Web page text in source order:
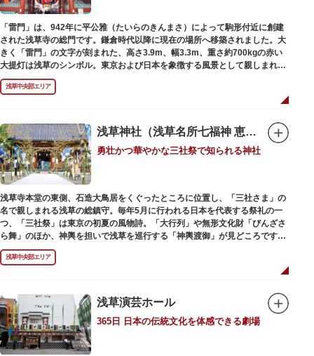
「雷門」は、942年に平公雅（たいらのきんまさ）によって駒形付近に創建
された浅草寺の総門です。鎌倉時代以降に現在の場所へ移築されました。大
きく「雷門」の文字が刻まれた、高さ3.9m、幅3.3m、重さ約700kgの赤い
大提灯は浅草のシンボル。東京および日本を象徴する風景として親しまれ、
フォトスポットとしても国内外の観光客を魅了し続けています。
提灯の底部に施された見事な龍の彫刻や、門の北側（風神雷神の背後）に安
置されている浅草寺の護法善神「天龍像」と「金龍像」も見どころ。正式名
ます。日没から23時頃までは雷門や浅草寺がライトアップされ、昼間とは違
った荘厳な雰囲気に包まれます。
何度も焼失と再建を繰り返し、現在の雷門は1960年に松下電器産業（現パナ
ソニック）の松下幸之助氏の寄進により再建されたものです。
浅草中央部エリア
浅草神社（浅草名所七福神 恵比須）
勇壮かつ華やかな三社祭で知られる神社
浅草寺本堂の東側、石造大鳥居をくぐったところに位置し、「三社さま」の
名で親しまれる浅草の総鎮守。毎年5月に行われる日本を代表する祭礼の一
つ、「三社祭」は東京の初夏の風物詩。「大行列」や無形文化財「びんざさ
ら舞」のほか、神輿を担いで浅草を巡行する「神輿渡御」が見どころです。
町を練り歩く担ぎ手たちの威勢良い掛け声が響き渡り、浅草の町がまつり一
色に染まります。
6月の「夏越し（なごし）の大祓」では、茅草で作られた輪の中（茅の輪）
ら逃れ、福徳があると伝えられる行事です。
本殿には浅草寺のご本尊である聖観世音菩薩像を見つけた漁師の兄弟ととも
に、尊像として奉安した郷土の文化人、土師真中知（はじのなかとも）の3
人が祀られています。江戸時代に徳川家光が寄進した社殿は本殿・幣殿と拝
浅草中央部エリア
浅草演芸ホール
365日 日本の伝統文化を体感できる劇場